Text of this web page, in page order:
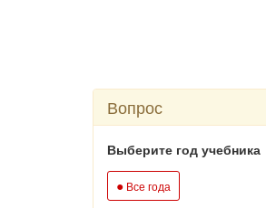
Вопрос
Выберите год учебника
● Все года